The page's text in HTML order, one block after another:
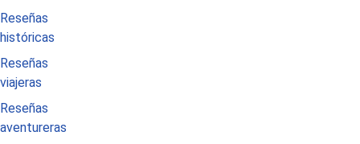
Reseñas
históricas
Reseñas
viajeras
Reseñas
aventureras